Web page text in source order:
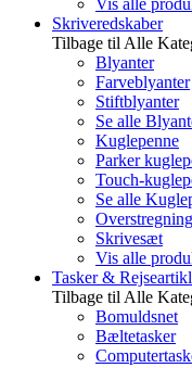
Vis alle
Skriveredskaber
Tilbage til Alle
Blyanter
Farveblyanter
Stiftblyanter
Se alle
Kuglepenne
Parker
Touch-
Se alle
Skrivesæt
Vis alle
Tasker &
Tilbage til Alle
Bomuldsnet
Bæltetasker